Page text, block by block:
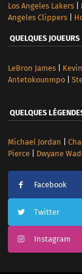
Los Angeles Lakers|
Angeles Clippers|
QUELQUES JOUEURS
LeBron James|
Antetokounmpo|
QUELQUES
Michael Jordan
Pierce| Dwyane
Facebook
Twitter
Instagram